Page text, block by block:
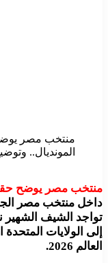
منتخب مصر يوضح
المونديال..
منتخب مصر يوضح
داخل منتخب مصر
تواجد الشيف الشهير
إلى الولايات
العالم 2026.